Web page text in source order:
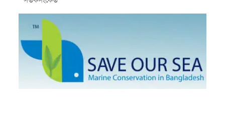
দেশের ৫ জেলায় বন্যার শঙ্কা
দেশের বিভিন্ন অঞ্চলে বজ্রবৃষ্টির আভাস, ঢাকার আকাশও মেঘলা
আগস্টে টানা বৃষ্টি ও বন্যার আভাস, সাগরে একাধিক লঘুচাপের
শঙ্কা